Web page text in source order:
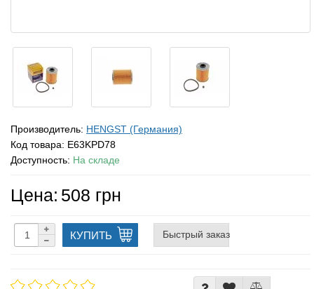
Производитель: HENGST (Германия)
Код товара: E63KPD78
Доступность: На складе
Цена: 508 грн
КУПИТЬ Быстрый заказ